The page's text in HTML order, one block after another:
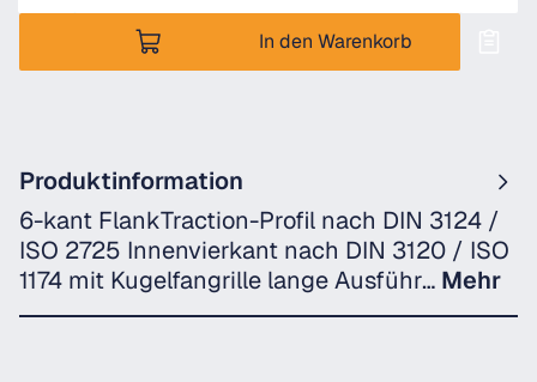
In den Warenkorb
Produktinformation
6-kant FlankTraction-Profil nach DIN 3124 /
ISO 2725 Innenvierkant nach DIN 3120 / ISO
1174 mit Kugelfangrille lange Ausführ… Mehr